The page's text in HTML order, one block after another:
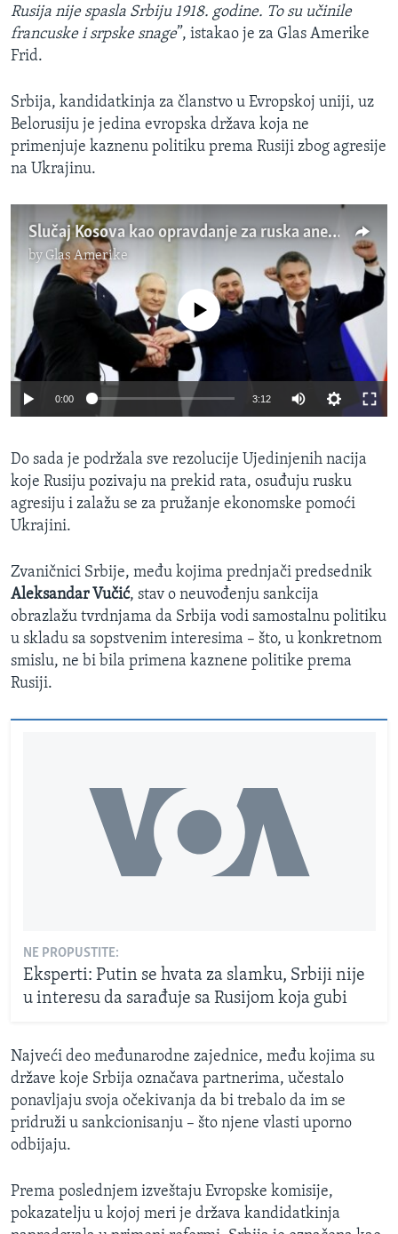
Rusija nije spasla Srbiju 1918. godine. To su učinile
francuske i srpske snage”, istakao je za Glas Amerike
Frid.
Srbija, kandidatkinja za članstvo u Evropskoj uniji, uz
Belorusiju je jedina evropska država koja ne
primenjuje kaznenu politiku prema Rusiji zbog agresije
na Ukrajinu.
Slučaj Kosova kao opravdanje za ruska anektiranja
by Glas Amerike
No media source currently available
0:00 3:12
Do sada je podržala sve rezolucije Ujedinjenih nacija
koje Rusiju pozivaju na prekid rata, osuđuju rusku
agresiju i zalažu se za pružanje ekonomske pomoći
Ukrajini.
Zvaničnici Srbije, među kojima prednjači predsednik
Aleksandar Vučić, stav o neuvođenju sankcija
obrazlažu tvrdnjama da Srbija vodi samostalnu politiku
u skladu sa sopstvenim interesima – što, u konkretnom
smislu, ne bi bila primena kaznene politike prema
Rusiji.
NE PROPUSTITE:
Eksperti: Putin se hvata za slamku, Srbiji nije
u interesu da sarađuje sa Rusijom koja gubi
Najveći deo međunarodne zajednice, među kojima su
države koje Srbija označava partnerima, učestalo
ponavljaju svoja očekivanja da bi trebalo da im se
pridruži u sankcionisanju – što njene vlasti uporno
odbijaju.
Prema poslednjem izveštaju Evropske komisije,
pokazatelju u kojoj meri je država kandidatkinja